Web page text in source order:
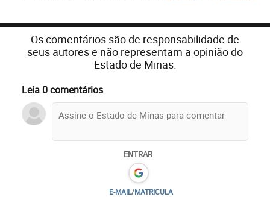
Os comentários são de responsabilidade de
seus autores e não representam a opinião do
Estado de Minas.
Leia 0 comentários
ENTRAR
E-MAIL/MATRICULA